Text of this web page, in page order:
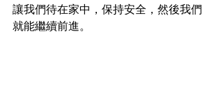
讓我們待在家中，保持安全，然後我們
就能繼續前進。